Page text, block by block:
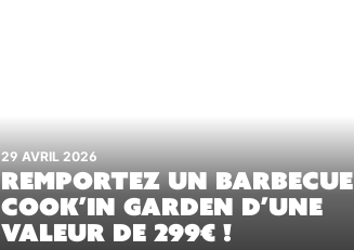
29 AVRIL 2026
REMPORTEZ UN BARBECUE
COOK’IN GARDEN D’UNE
VALEUR DE 299€ !